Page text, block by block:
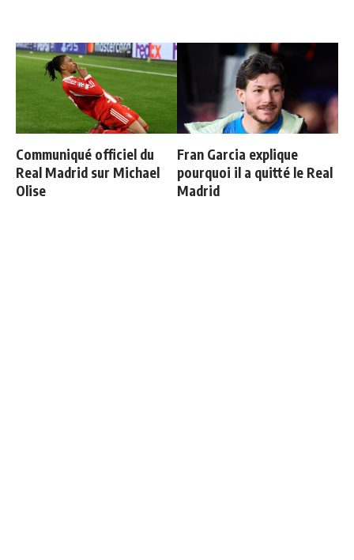
Communiqué officiel du
Real Madrid sur Michael
Olise
Fran Garcia explique
pourquoi il a quitté le Real
Madrid